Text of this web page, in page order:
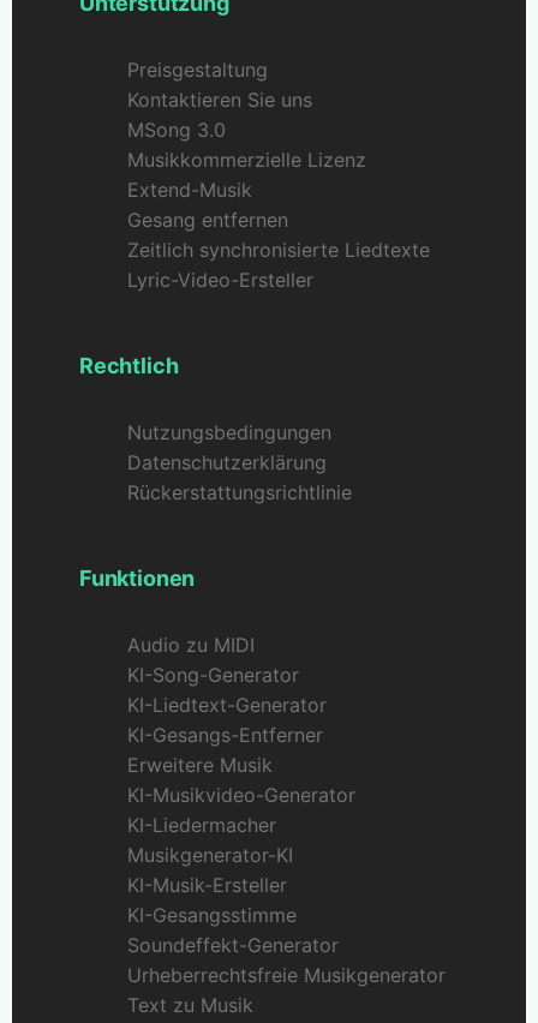
Preisgestaltung
Kontaktieren Sie uns
MSong 3.0
Musikkommerzielle Lizenz
Extend-Musik
Gesang entfernen
Zeitlich synchronisierte Liedtexte
Lyric-Video-Ersteller
Rechtlich
Nutzungsbedingungen
Datenschutzerklärung
Rückerstattungsrichtlinie
Funktionen
Audio zu MIDI
KI-Song-Generator
KI-Liedtext-Generator
KI-Gesangs-Entferner
Erweitere Musik
KI-Musikvideo-Generator
KI-Liedermacher
Musikgenerator-KI
KI-Musik-Ersteller
KI-Gesangsstimme
Soundeffekt-Generator
Urheberrechtsfreie Musikgenerator
Text zu Musik